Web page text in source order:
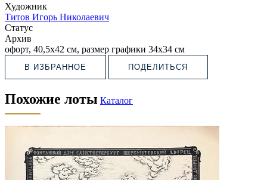
Художник
Титов Игорь Николаевич
Статус
Архив
офорт, 40,5х42 см, размер графики 34х34 см
В ИЗБРАННОЕ ПОДЕЛИТЬСЯ
Похожие лоты Каталог